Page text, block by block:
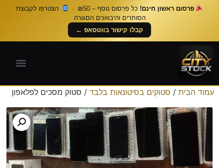
פרסום ראשון חינם! כל פרסום נוסף – ₪50 ·
הצטרפו לקבוצת
הסוחרים והיבואנים הסגורה
קבלו קישור בווטסאפ ←
עמוד הבית / סטוקים בסיטונאות בלבד / סטוק מסכים לפלאפון